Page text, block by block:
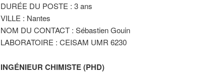
DURÉE DU POSTE : 3 ans
VILLE : Nantes
NOM DU CONTACT : Sébastien Gouin
LABORATOIRE : CEISAM UMR 6230
INGÉNIEUR CHIMISTE (PHD)